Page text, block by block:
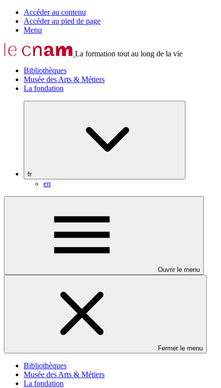
Accéder au contenu
Accéder au pied de page
Menu
La formation tout au long de la vie
Bibliothèques
Musée des Arts & Métiers
La fondation
fr
en
Ouvrir le menu
Fermer le menu
Bibliothèques
Musée des Arts & Métiers
La fondation